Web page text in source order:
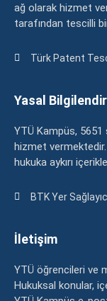
ağ olarak hizmet
tarafından tescilli
Türk Patent
Yasal
YTÜ Kampüs, 5651
hizmet vermektedir.
hukuka aykırı
BTK Yer
İletişim
YTÜ öğrencileri ve
Hukuksal konular,